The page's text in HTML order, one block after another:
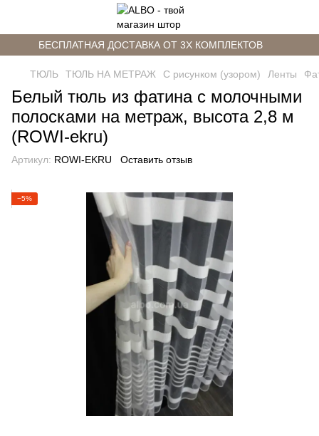
БЕСПЛАТНАЯ ДОСТАВКА ОТ 3Х КОМПЛЕКТОВ
ТЮЛЬ ТЮЛЬ НА МЕТРАЖ С рисунком (узором) Ленты
Белый тюль из фатина с молочными
полосками на метраж, высота 2,8 м
(ROWI-ekru)
Артикул: ROWI-EKRU Оставить отзыв
−5%